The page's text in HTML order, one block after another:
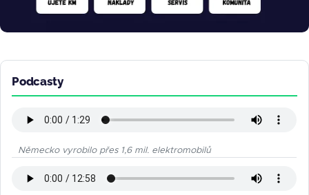
Podcasty
Německo vyrobilo přes 1,6 mil. elektromobilů